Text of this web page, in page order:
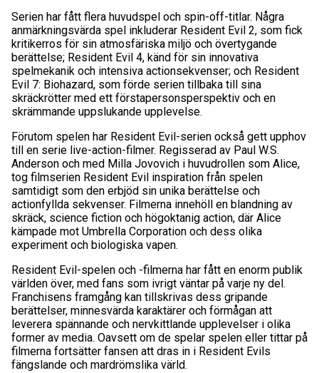
Serien har fått flera huvudspel och spin-off-titlar. Några
anmärkningsvärda spel inkluderar Resident Evil 2, som fick
kritikerros för sin atmosfäriska miljö och övertygande
berättelse; Resident Evil 4, känd för sin innovativa
spelmekanik och intensiva actionsekvenser; och Resident
Evil 7: Biohazard, som förde serien tillbaka till sina
skräckrötter med ett förstapersonsperspektiv och en
skrämmande uppslukande upplevelse.
Förutom spelen har Resident Evil-serien också gett upphov
till en serie live-action-filmer. Regisserad av Paul W.S.
Anderson och med Milla Jovovich i huvudrollen som Alice,
tog filmserien Resident Evil inspiration från spelen
samtidigt som den erbjöd sin unika berättelse och
actionfyllda sekvenser. Filmerna innehöll en blandning av
skräck, science fiction och högoktanig action, där Alice
kämpade mot Umbrella Corporation och dess olika
experiment och biologiska vapen.
Resident Evil-spelen och -filmerna har fått en enorm publik
världen över, med fans som ivrigt väntar på varje ny del.
Franchisens framgång kan tillskrivas dess gripande
berättelser, minnesvärda karaktärer och förmågan att
leverera spännande och nervkittlande upplevelser i olika
former av media. Oavsett om de spelar spelen eller tittar på
filmerna fortsätter fansen att dras in i Resident Evils
fängslande och mardrömslika värld.